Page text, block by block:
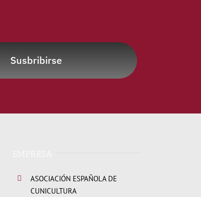
Susbribirse
ASOCIACIÓN ESPAÑOLA DE
CUNICULTURA